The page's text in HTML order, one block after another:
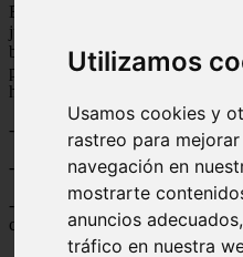
Utilizamos
Usamos cookies y
rastreo para
navegación en
mostrarte
anuncios
tráfico en nuestra
Ejem!!!!! Pues esto es un Harry/
juntos o no... es que... ya saben
bueno ya lo sabrán al final de la
por algo que va a pasar en el fict
historia lo requería, así que no se
- No a Ron no!!!!!- gritaron
- Te quiero Mione- suspiró
- No Ronnie, no me dejes, ahora
cuerpo inerte de Ron